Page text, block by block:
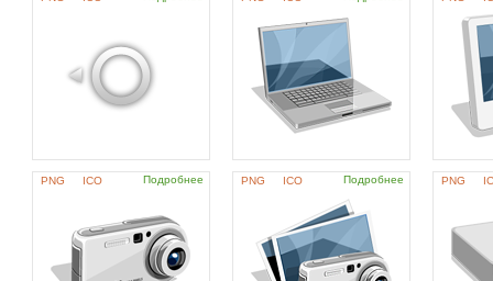
PNG ICO Подробнее PNG ICO Подробнее PNG